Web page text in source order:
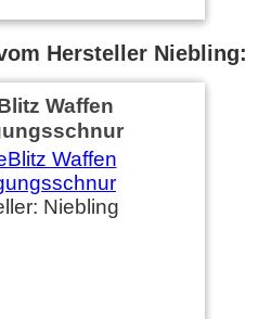
Hersteller Niebling:
Waffen
Niebling